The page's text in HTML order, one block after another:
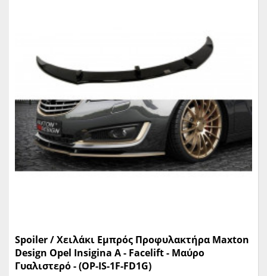
Spoiler / Χειλάκι Εμπρός Προφυλακτήρα Maxton
Design Opel Insigina A - Facelift - Μαύρο
Γυαλιστερό - (OP-IS-1F-FD1G)